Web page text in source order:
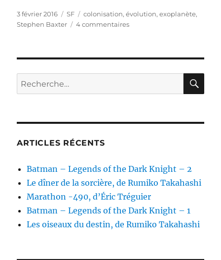
Publié
le
3 février 2016 Catégories
SF Étiquettes
colonisation,évolution,exoplanète,
Stephen Baxter
4 commentairessur
Recherche
pour :
ARTICLES RÉCENTS
Batman – Legends of the Dark Knight – 2
Le dîner de la sorcière, de Rumiko Takahashi
Marathon -490, d’Éric Tréguier
Batman – Legends of the Dark Knight – 1
Les oiseaux du destin, de Rumiko Takahashi